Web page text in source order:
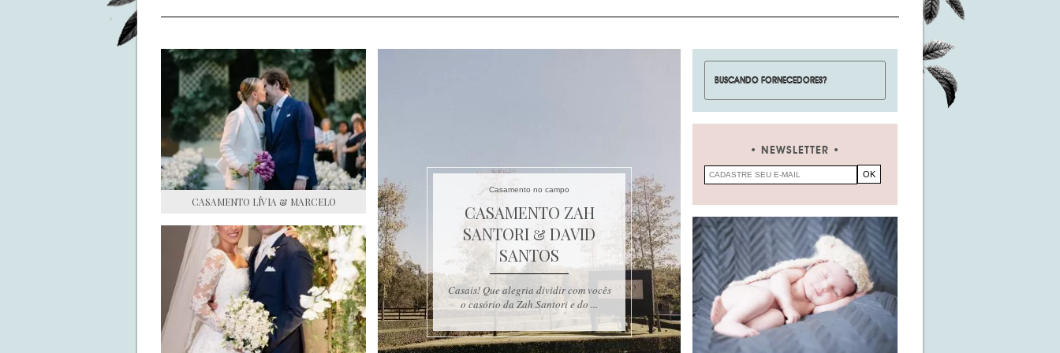
CASAMENTO LÍVIA & MARCELO
Casamento no campo
CASAMENTO ZAH
SANTORI & DAVID
SANTOS
Casais! Que alegria dividir com vocês
o casório da Zah Santori e do ...
NEWSLETTER